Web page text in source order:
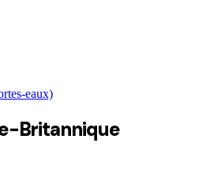
eaux)
Britannique